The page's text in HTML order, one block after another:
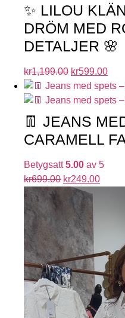
✨ LILOU
DRÖM MED
DETALJER 🌸
kr1,199.00 kr599.00
👖 JEANS
CARAMELL
Betygsatt5.00 av 5
kr699.00 kr249.00